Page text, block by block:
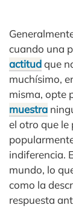
cuando una
actitudque
muchísimo,
misma, opte
muestra
el otro que le
indiferencia.
mundo, lo
como la
respuesta